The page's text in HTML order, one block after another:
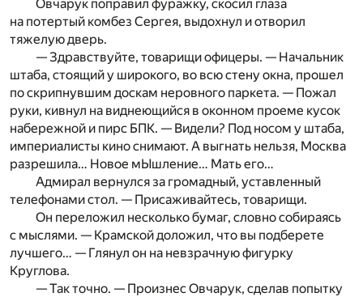
Овчарук поправил фуражку, скосил глаза
на потертый комбез Сергея, выдохнул и отворил
тяжелую дверь.
— Здравствуйте, товарищи офицеры. — Начальник
штаба, стоящий у широкого, во всю стену окна, прошел
по скрипнувшим доскам неровного паркета. — Пожал
руки, кивнул на виднеющийся в оконном проеме кусок
набережной и пирс БПК. — Видели? Под носом у штаба,
империалисты кино снимают. А выгнать нельзя, Москва
разрешила… Новое мЫшление… Мать его…
Адмирал вернулся за громадный, уставленный
телефонами стол. — Присаживайтесь, товарищи.
Он переложил несколько бумаг, словно собираясь
с мыслями. — Крамской доложил, что вы подберете
лучшего… — Глянул он на невзрачную фигурку
Круглова.
— Так точно. — Произнес Овчарук, сделав попытку